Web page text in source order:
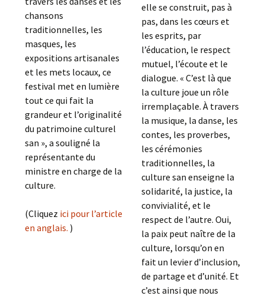
chansons
traditionnelles, les
masques, les
expositions artisanales
et les mets locaux, ce
festival met en lumière
tout ce qui fait la
grandeur et l’originalité
du patrimoine culturel
san », a souligné la
représentante du
ministre en charge de la
culture.
(Cliquez ici pour l’article
en anglais. )
elle se construit, pas à
pas, dans les cœurs et
les esprits, par
l’éducation, le respect
mutuel, l’écoute et le
dialogue. « C’est là que
la culture joue un rôle
irremplaçable. À travers
la musique, la danse, les
contes, les proverbes,
les cérémonies
traditionnelles, la
culture san enseigne la
solidarité, la justice, la
convivialité, et le
respect de l’autre. Oui,
la paix peut naître de la
culture, lorsqu’on en
fait un levier d’inclusion,
de partage et d’unité. Et
c’est ainsi que nous